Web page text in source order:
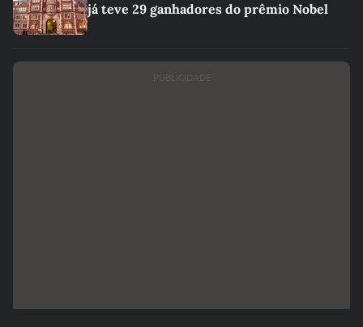
já teve 29 ganhadores do prêmio Nobel
PUBLICIDADE